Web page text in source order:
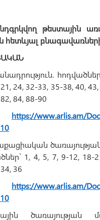
թեստային
հետևյալ
24, 32-33, 35-38, 40,
84, 88-90
https://www.arlis.am/
1, 4, 5, 7, 9-12, 18-
36
https://www.arlis.am/
ծառայության